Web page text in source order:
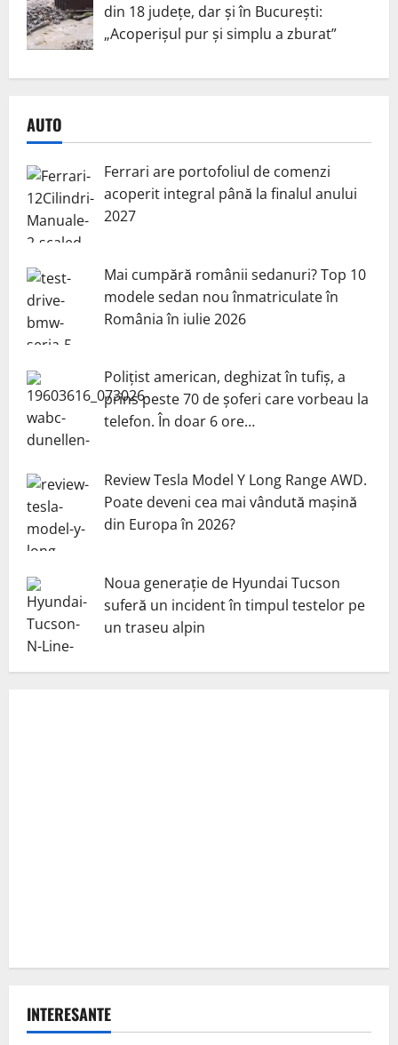
din 18 județe, dar și în București:
„Acoperișul pur și simplu a zburat”
AUTO
Ferrari are portofoliul de comenzi
acoperit integral până la finalul anului
2027
Mai cumpără românii sedanuri? Top 10
modele sedan nou înmatriculate în
România în iulie 2026
Polițist american, deghizat în tufiș, a
prins peste 70 de șoferi care vorbeau la
telefon. În doar 6 ore…
Review Tesla Model Y Long Range AWD.
Poate deveni cea mai vândută mașină
din Europa în 2026?
Noua generație de Hyundai Tucson
suferă un incident în timpul testelor pe
un traseu alpin
INTERESANTE